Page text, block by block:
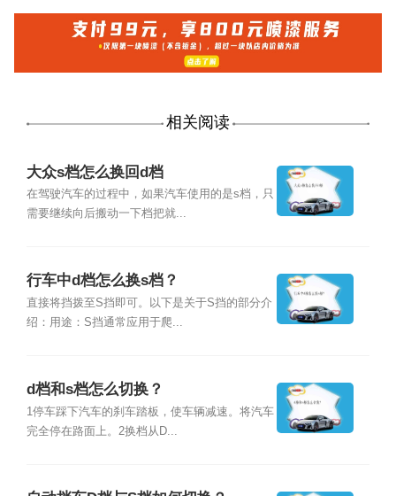
相关阅读
大众s档怎么换回d档
在驾驶汽车的过程中，如果汽车使用的是s档，只
需要继续向后搬动一下档把就...
行车中d档怎么换s档？
直接将挡拨至S挡即可。以下是关于S挡的部分介
绍：用途：S挡通常应用于爬...
d档和s档怎么切换？
1停车踩下汽车的刹车踏板，使车辆减速。将汽车
完全停在路面上。2换档从D...